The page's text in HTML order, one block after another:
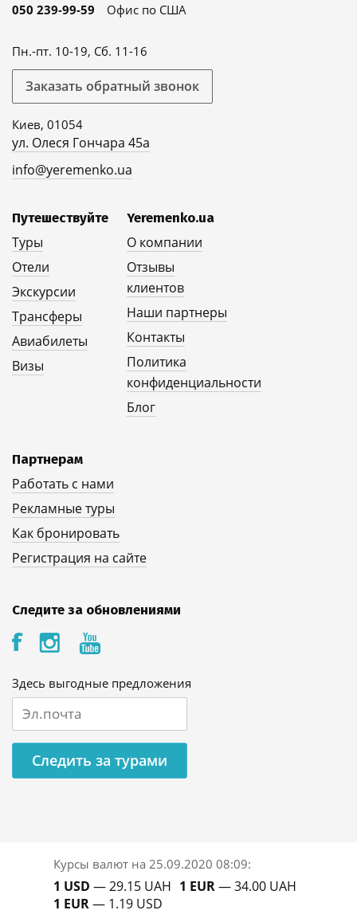
050 239-99-59
Офис по США
Пн.-пт. 10-19, Сб. 11-16
Заказать обратный звонок
Киев, 01054
ул. Олеся Гончара 45а
info@yeremenko.ua
Путешествуйте
Туры
Отели
Экскурсии
Трансферы
Авиабилеты
Визы
Yeremenko.ua
О компании
Отзывы
клиентов
Наши партнеры
Контакты
Политика
конфиденциальности
Блог
Партнерам
Работать с нами
Рекламные туры
Как бронировать
Регистрация на сайте
Следите за обновлениями
Здесь выгодные предложения
Следить за турами
Курсы валют на 25.09.2020 08:09:
1 USD — 29.15 UAH
1 EUR— 1.19 USD
1 EUR— 34.00 UAH